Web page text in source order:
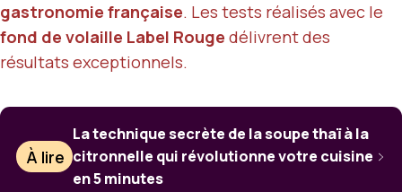
gastronomie française. Les tests réalisés avec le
fond de volaille Label Rouge délivrent des
résultats exceptionnels.
À lire
La technique secrète de la soupe thaï à la
citronnelle qui révolutionne votre cuisine
en 5 minutes